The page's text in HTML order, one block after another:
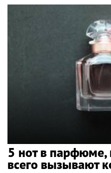
5 нот в
всего вызывают